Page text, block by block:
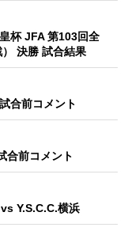
杯 JFA 第103回全
決勝 試合結果
合前コメント
合前コメント
Y.S.C.C.横浜